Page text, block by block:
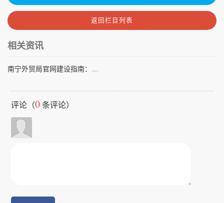
返回栏目列表
相关资讯
南宁外贸局官网建设指南：提升企业国际形象的关键策略
评论（0 条评论）